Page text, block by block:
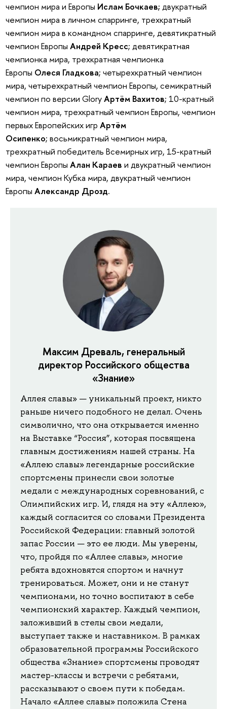
чемпион мира и Европы Ислам Бочкаев; двукратный
чемпион мира в личном спарринге, трехкратный
чемпион мира в командном спарринге, девятикратный
чемпион Европы Андрей Кресс; девятикратная
чемпионка мира, трехкратная чемпионка
Европы Олеся Гладкова; четырехкратный чемпион
мира, четырехкратный чемпион Европы, семикратный
чемпион по версии GloryАртём Вахитов; 10-кратный
чемпион мира, трехкратный чемпион Европы, чемпион
первых Европейских игр Артём
Осипенко; восьмикратный чемпион мира,
трехкратный победитель Всемирных игр, 15-кратный
чемпион Европы Алан Караев и двукратный чемпион
мира, чемпион Кубка мира, двукратный чемпион
Европы Александр Дрозд.
Максим Древаль, генеральный
директор Российского общества
«Знание»
Аллея славы» — уникальный проект, никто
раньше ничего подобного не делал. Очень
символично, что она открывается именно
на Выставке “Россия”, которая посвящена
главным достижениям нашей страны. На
«Аллею славы» легендарные российские
спортсмены принесли свои золотые
медали с международных соревнований, с
Олимпийских игр. И, глядя на эту «Аллею»,
каждый согласится со словами Президента
Российской Федерации: главный золотой
запас России — это ее люди. Мы уверены,
что, пройдя по «Аллее славы», многие
ребята вдохновятся спортом и начнут
тренироваться. Может, они и не станут
чемпионами, но точно воспитают в себе
чемпионский характер. Каждый чемпион,
заложивший в стелы свои медали,
выступает также и наставником. В рамках
образовательной программы Российского
общества «Знание» спортсмены проводят
мастер-классы и встречи с ребятами,
рассказывают о своем пути к победам.
Начало «Аллее славы» положила Стена